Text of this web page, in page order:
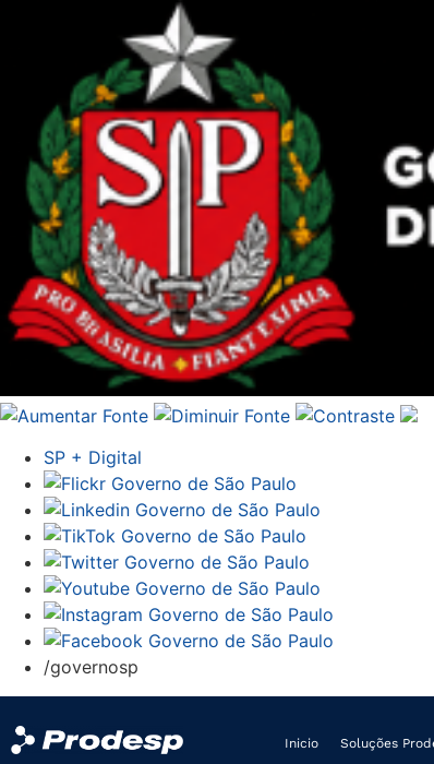
SP + Digital
/governosp
Inicio Soluções